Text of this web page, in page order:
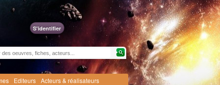
S'identifier
Editeurs Acteurs & réalisateurs